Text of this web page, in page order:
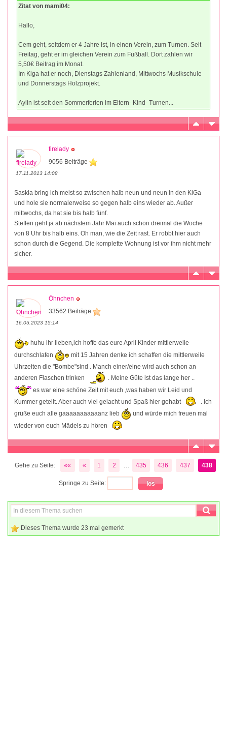
Zitat von mami04:
Hallo,
Cem geht, seitdem er 4 Jahre ist, in einen Verein, zum Turnen. Seit
Freitag, geht er im gleichen Verein zum Fußball. Dort zahlen wir
5,50€ Beitrag im Monat.
Im Kiga hat er noch, Dienstags Zahlenland, Mittwochs Musikschule
und Donnerstags Holzprojekt.
Aylin ist seit den Sommerferien im Eltern- Kind- Turnen...
firelady
9056 Beiträge
17.11.2013 14:08
Saskia bring ich meist so zwischen halb neun und neun in den KiGa
und hole sie normalerweise so gegen halb eins wieder ab. Außer
mittwochs, da hat sie bis halb fünf.
Steffen geht ja ab nächstem Jahr Mai auch schon dreimal die Woche
von 8 Uhr bis halb eins. Oh man, wie die Zeit rast. Er robbt hier auch
schon durch die Gegend. Die komplette Wohnung ist vor ihm nicht mehr
sicher.
Öhnchen
33562 Beiträge
16.05.2023 15:14
huhu ihr lieben,ich hoffe das eure April Kinder mittlerweile
durchschlafen
mit 15 Jahren denke ich schaffen die mittlerweile
Uhrzeiten die "Bombe"sind . Manch einer/eine wird auch schon an
anderen Flaschen trinken
. Meine Güte ist das lange her ..
es war eine schöne Zeit mit euch ,was haben wir Leid und
Kummer geteilt. Aber auch viel gelacht und Spaß hier gehabt
. Ich
grüße euch alle gaaaaaaaaaaanz lieb
und würde mich freuen mal
wieder von euch Mädels zu hören
Gehe zu Seite: «« « 1 2 435 436 437 438
Springe zu Seite:
Dieses Thema wurde 23 mal gemerkt